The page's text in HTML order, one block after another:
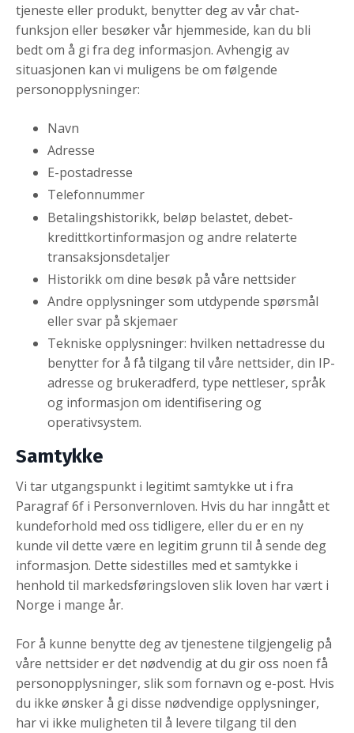
tjeneste eller produkt, benytter deg av vår chat-
funksjon eller besøker vår hjemmeside, kan du bli
bedt om å gi fra deg informasjon. Avhengig av
situasjonen kan vi muligens be om følgende
personopplysninger:
Navn
Adresse
E-postadresse
Telefonnummer
Betalingshistorikk, beløp belastet, debet-
kredittkortinformasjon og andre relaterte
transaksjonsdetaljer
Historikk om dine besøk på våre nettsider
Andre opplysninger som utdypende spørsmål
eller svar på skjemaer
Tekniske opplysninger: hvilken nettadresse du
benytter for å få tilgang til våre nettsider, din IP-
adresse og brukeradferd, type nettleser, språk
og informasjon om identifisering og
operativsystem.
Samtykke
Vi tar utgangspunkt i legitimt samtykke ut i fra
Paragraf 6f i Personvernloven. Hvis du har inngått et
kundeforhold med oss tidligere, eller du er en ny
kunde vil dette være en legitim grunn til å sende deg
informasjon. Dette sidestilles med et samtykke i
henhold til markedsføringsloven slik loven har vært i
Norge i mange år.
For å kunne benytte deg av tjenestene tilgjengelig på
våre nettsider er det nødvendig at du gir oss noen få
personopplysninger, slik som fornavn og e-post. Hvis
du ikke ønsker å gi disse nødvendige opplysninger,
har vi ikke muligheten til å levere tilgang til den